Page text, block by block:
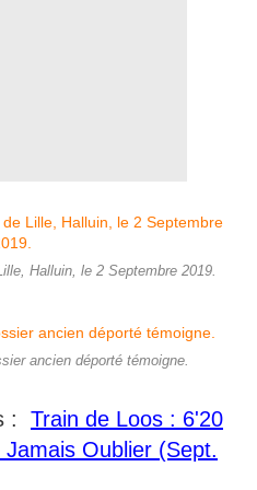
Halluin, le 2 Septembre 2019.
ancien déporté témoigne.
: Train de Loos : 6'20
Oublier (Sept.